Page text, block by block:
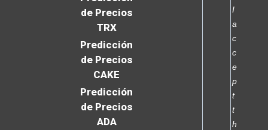
de Precios
TRX
Predicción
de Precios
CAKE
Predicción
de Precios
ADA
I
a
c
c
e
p
t
t
h